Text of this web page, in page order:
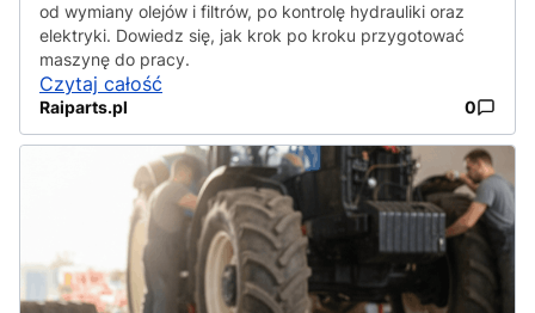
od wymiany olejów i filtrów, po kontrolę hydrauliki oraz
elektryki. Dowiedz się, jak krok po kroku przygotować
maszynę do pracy.
Czytaj całość
Raiparts.pl 0